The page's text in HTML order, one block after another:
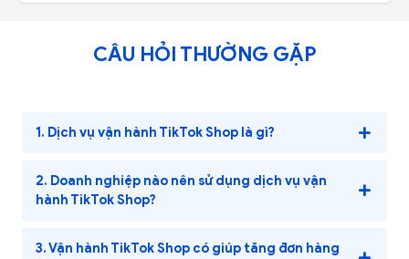
CÂU HỎI THƯỜNG GẶP
1. Dịch vụ vận hành TikTok Shop là gì?
2. Doanh nghiệp nào nên sử dụng dịch vụ vận
hành TikTok Shop?
3. Vận hành TikTok Shop có giúp tăng đơn hàng